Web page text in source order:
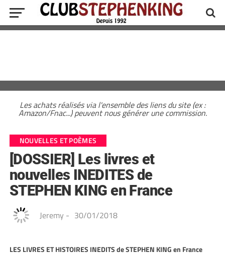
Les achats réalisés via l'ensemble des liens du site (ex :
Amazon/Fnac...) peuvent nous générer une commission.
NOUVELLES ET POÈMES
[DOSSIER] Les livres et
nouvelles INEDITES de
STEPHEN KING en France
Jeremy - 30/01/2018
LES LIVRES ET HISTOIRES INEDITS de STEPHEN KING en France